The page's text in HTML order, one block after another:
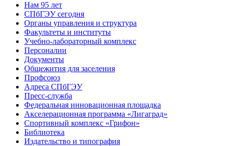
Нам 95 лет
СПбГЭУ сегодня
Органы управления и структура
Факультеты и институты
Учебно-лабораторный комплекс
Персоналии
Документы
Общежития для заселения
Профсоюз
Адреса СПбГЭУ
Пресс-служба
Федеральная инновационная площадка
Акселерационная программа «Лигаград»­­
Спортивный комплекс «Грифон»
Библиотека
Издательство и типография